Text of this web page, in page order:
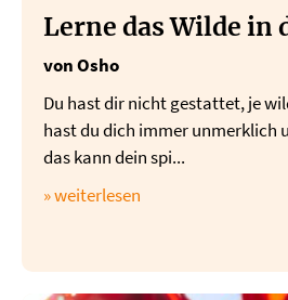
Lerne das Wilde in
von Osho
Du hast dir nicht gestattet, je
hast du dich immer unmerklich
das kann dein spi...
» weiterlesen